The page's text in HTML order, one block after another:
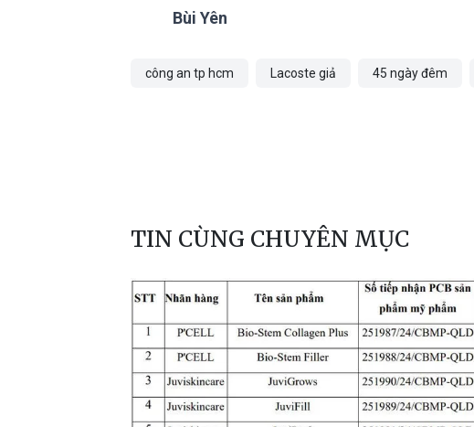
Bùi Yên
công an tp hcm Lacoste giả 45 ngày đêm
TIN CÙNG CHUYÊN MỤC